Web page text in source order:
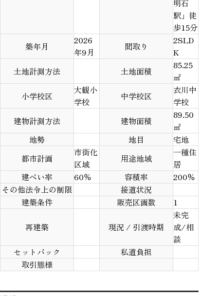
明石
駅」徒
歩15分
築年月
2026
年9月
間取り
2SLD
K
土地計測方法
土地面積
85.25
㎡
小学校区
大観小
学校
中学校区
衣川中
学校
建物計測方法
建物面積
89.50
㎡
地勢
地目
宅地
都市計画
市街化
区域
用途地域
一種住
居
建ぺい率
60％ 容積率
200％
その他法令上の制限
接道状況
建築条件
販売区画数 1
再建築 現況 / 引渡時期
未完
成/相
談
セットバック
私道負担
取引態様